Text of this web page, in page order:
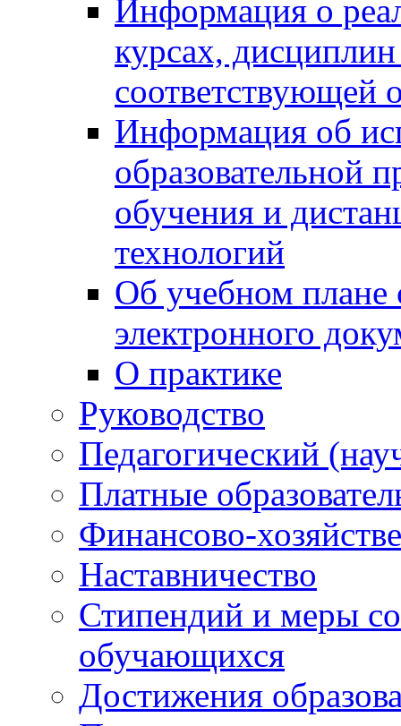
Информация о
курсах,
соответствующей
Информация об
образовательной
обучения и
технологий
Об учебном плане
электронного
О практике
Руководство
Педагогический
Платные
Финансово-
Наставничество
Стипендий и меры
обучающихся
Достижения